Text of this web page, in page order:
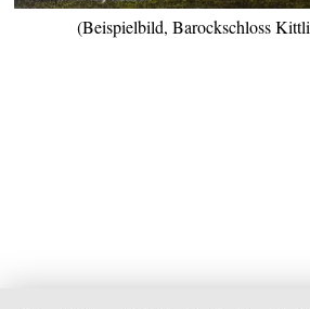
(Beispielbild, Barockschloss